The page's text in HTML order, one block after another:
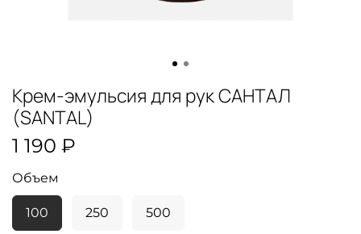
Крем-эмульсия для рук САНТАЛ
(SANTAL)
1 190 ₽
Объем
100 250 500